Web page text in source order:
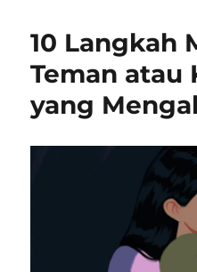
10 Langkah
Teman atau
yang